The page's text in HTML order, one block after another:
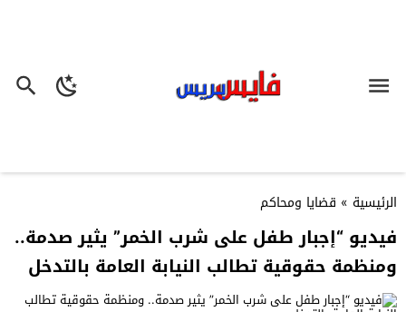
الرئيسية » قضايا ومحاكم
فيديو “إجبار طفل على شرب الخمر” يثير صدمة..
ومنظمة حقوقية تطالب النيابة العامة بالتدخل